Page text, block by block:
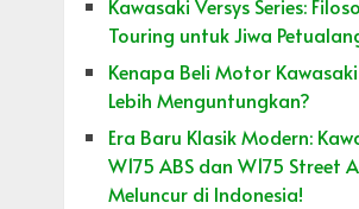
Kawasaki Versys Series:
Touring untuk Jiwa
Kenapa Beli Motor
Lebih Menguntungkan?
Era Baru Klasik Modern:
W175 ABS dan W175 Street
Meluncur di Indonesia!